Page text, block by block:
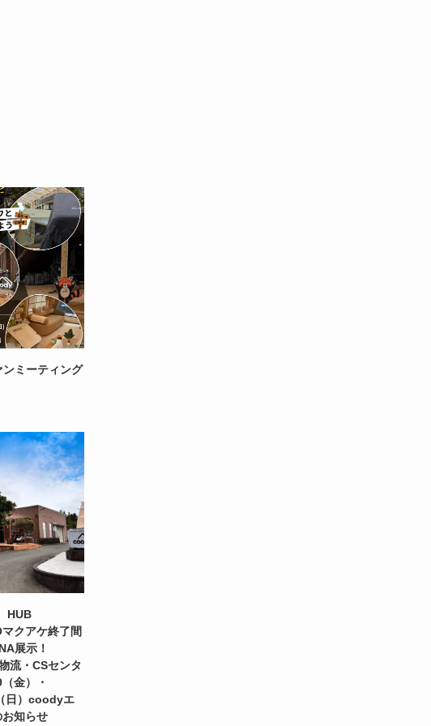
ミーティング
HUB
クアケ終了間
展示！
流・CSセンタ
金）・
日）coodyエ
知らせ